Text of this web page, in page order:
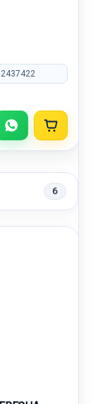
2437422
6